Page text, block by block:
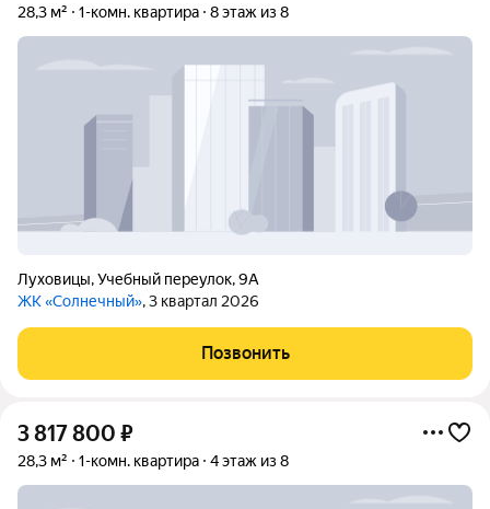
28,3 м² 1-комн. квартира 8 этаж из 8
Луховицы,Учебный переулок,9А
ЖК «Солнечный», 3 квартал 2026
Позвонить
3 817 800 ₽
28,3 м² 1-комн. квартира 4 этаж из 8